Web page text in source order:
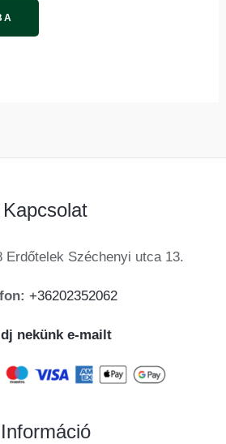
Kapcsolat
Erdőtelek Széchenyi utca 13.
+36202352062
nekünk e-mailt
Információ